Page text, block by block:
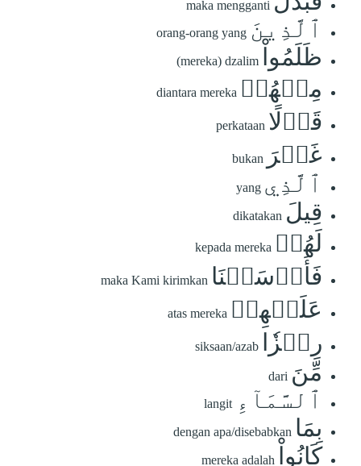
maka mengganti
ٱلَّذِينَ orang-orang yang
ظَلَمُواْ (mereka) dzalim
مِنۡهُمۡ diantara mereka
قَوۡلًا perkataan
غَيۡرَ bukan
ٱلَّذِي yang
قِيلَ dikatakan
لَهُمۡ kepada mereka
فَأَرۡسَلۡنَا maka Kami kirimkan
عَلَيۡهِمۡ atas mereka
رِجۡزٗا siksaan/azab
مِّنَ dari
ٱلسَّمَآءِ langit
بِمَا dengan apa/disebabkan
كَانُواْ mereka adalah